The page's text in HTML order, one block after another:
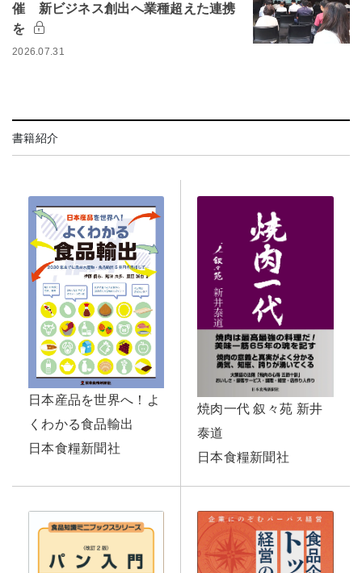
催 新ビジネス創出へ業種超えた連携
を
2026.07.31
書籍紹介
日本産品を世界へ！よ
くわかる食品輸出
日本食糧新聞社
焼肉一代 叙々苑 新井
泰道
日本食糧新聞社